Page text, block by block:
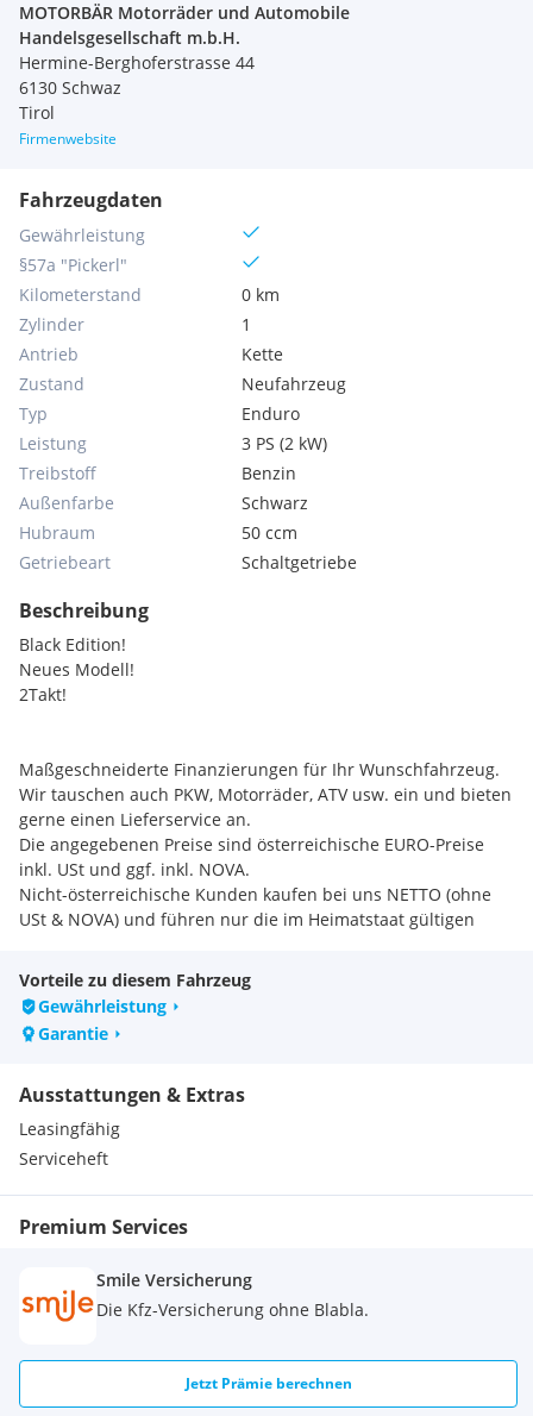
MOTORBÄR Motorräder und Automobile
Handelsgesellschaft m.b.H.
Hermine-Berghoferstrasse 44
6130 Schwaz
Tirol
Firmenwebsite
Fahrzeugdaten
Gewährleistung
§57a "Pickerl"
Kilometerstand
0 km
Zylinder
1
Antrieb
Kette
Zustand
Neufahrzeug
Typ
Enduro
Leistung
3 PS (2 kW)
Treibstoff
Benzin
Außenfarbe
Schwarz
Hubraum
50 ccm
Getriebeart
Schaltgetriebe
Beschreibung
Black Edition!
Neues Modell!
2Takt!
Maßgeschneiderte Finanzierungen für Ihr Wunschfahrzeug.
Wir tauschen auch PKW, Motorräder, ATV usw. ein und bieten
gerne einen Lieferservice an.
Die angegebenen Preise sind österreichische EURO-Preise
inkl. USt und ggf. inkl. NOVA.
Nicht-österreichische Kunden kaufen bei uns NETTO (ohne
USt & NOVA) und führen nur die im Heimatstaat gültigen
Bitte vor einer Besichtigung kurz anrufen oder eine E-Mail
schreiben, um die Verfügbarkeit zu sichern.
Vorteile zu diesem Fahrzeug
Gewährleistung
Garantie
Ausstattungen & Extras
Leasingfähig
Serviceheft
Premium Services
Smile Versicherung
Die Kfz-Versicherung ohne Blabla.
Jetzt Prämie berechnen